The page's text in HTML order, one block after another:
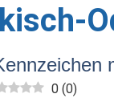
0 (0)